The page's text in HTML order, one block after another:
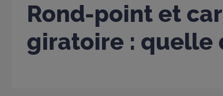
Rond-point et
giratoire : quelle